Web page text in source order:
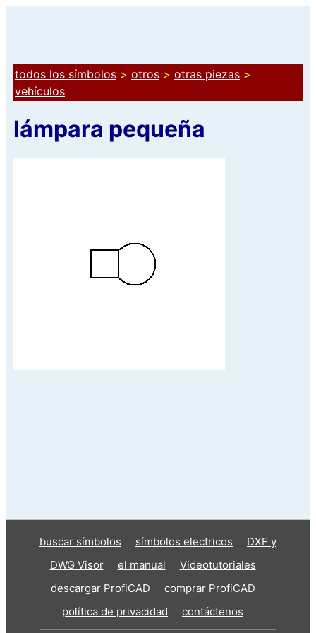
todos los símbolos > otros > otras piezas >
vehículos
lámpara pequeña
buscar símbolos símbolos electricos
DXF y
DWG Visor
el manual
Videotutoriales
descargar ProfiCAD
comprar ProfiCAD
política de privacidad
contáctenos